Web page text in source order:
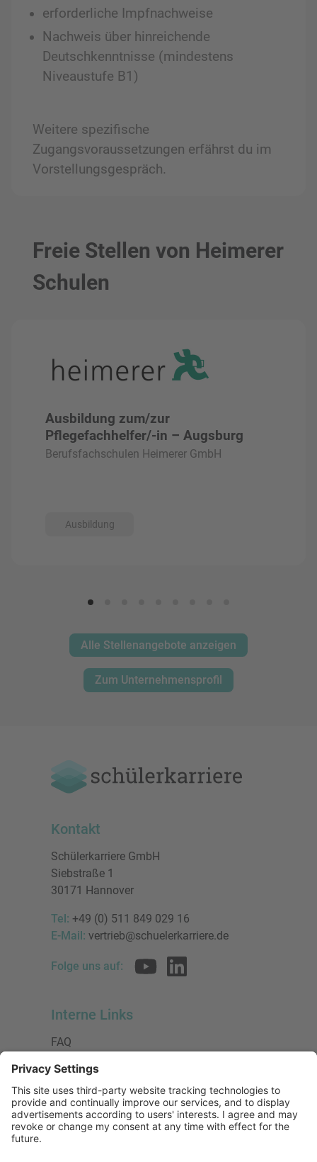
erforderliche Impfnachweise
Nachweis über hinreichende
Deutschkenntnisse (mindestens
Niveaustufe B1)
Weitere spezifische
Zugangsvoraussetzungen erfährst du im
Vorstellungsgespräch.
Freie Stellen von Heimerer
Schulen
Ausbildung zum/zur
Pflegefachhelfer/-in – Augsburg
Berufsfachschulen Heimerer GmbH
Ausbildung
Alle Stellenangebote anzeigen
Zum Unternehmensprofil
Kontakt
Schülerkarriere GmbH
Siebstraße 1
30171 Hannover
Tel: +49 (0) 511 849 029 16
E-Mail: vertrieb@schuelerkarriere.de
Folge uns auf:
Interne Links
FAQ
Datenschutzerklärung
Impressum
Presse
Urheberrecht